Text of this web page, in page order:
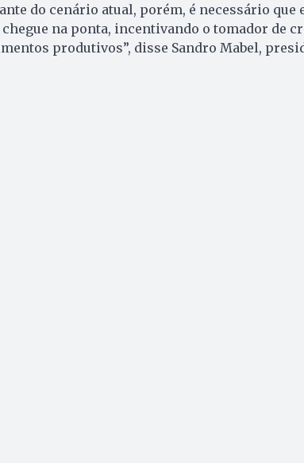
do cenário atual, porém, é necessário que
na ponta, incentivando o tomador de
produtivos”, disse Sandro Mabel,